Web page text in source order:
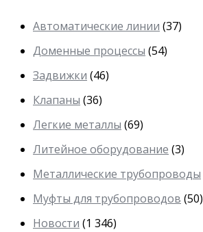
Автоматические линии (37)
Доменные процессы (54)
Задвижки (46)
Клапаны (36)
Легкие металлы (69)
Литейное оборудование (3)
Металлические трубопроводы
Муфты для трубопроводов (50)
Новости (1 346)